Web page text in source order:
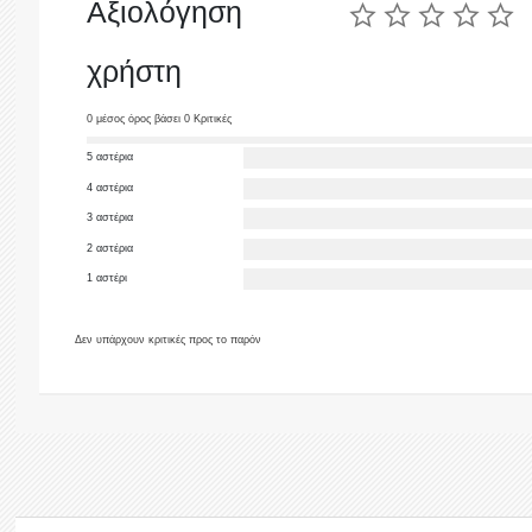
Αξιολόγηση
χρήστη
0 μέσος όρος βάσει 0 Κριτικές
5 αστέρια
4 αστέρια
3 αστέρια
2 αστέρια
1 αστέρι
Δεν υπάρχουν κριτικές προς το παρόν